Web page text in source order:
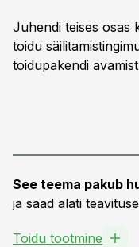
Juhendi teises osas
toidu
toidupakendi
See teema pakub
ja saad alati
Toidu tootmine